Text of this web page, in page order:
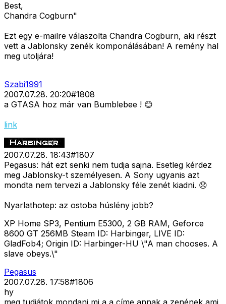
Best,
Chandra Cogburn"
Ezt egy e-mailre válaszolta Chandra Cogburn, aki részt
vett a Jablonsky zenék komponálásában! A remény hal
meg utoljára!
Szabi1991
2007.07.28. 20:20#1808
a GTASA hoz már van Bumblebee ! 😊
link
2007.07.28. 18:43#1807
Pegasus: hát ezt senki nem tudja sajna. Esetleg kérdez
meg Jablonsky-t személyesen. A Sony ugyanis azt
mondta nem tervezi a Jablonsky féle zenét kiadni. 😞
Nyarlathotep: az ostoba húslény jobb?
XP Home SP3, Pentium E5300, 2 GB RAM, Geforce
8600 GT 256MB Steam ID: Harbinger, LIVE ID:
GladFob4; Origin ID: Harbinger-HU \"A man chooses. A
slave obeys.\"
Pegasus
2007.07.28. 17:58#1806
hy